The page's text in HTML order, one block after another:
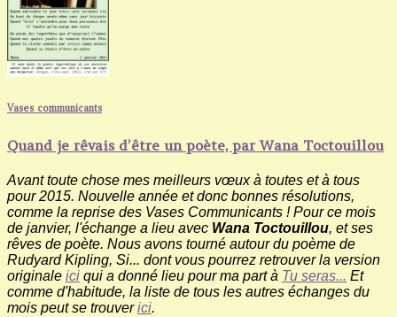
Vases communicants
Quand je rêvais d’être un poète, par Wana Toctouillou
Avant toute chose mes meilleurs vœux à toutes et à tous
pour 2015. Nouvelle année et donc bonnes résolutions,
comme la reprise des Vases Communicants ! Pour ce mois
de janvier, l'échange a lieu avec Wana Toctouillou, et ses
rêves de poète. Nous avons tourné autour du poème de
Rudyard Kipling, Si... dont vous pourrez retrouver la version
originale ici qui a donné lieu pour ma part à Tu seras... Et
comme d'habitude, la liste de tous les autres échanges du
mois peut se trouverici.